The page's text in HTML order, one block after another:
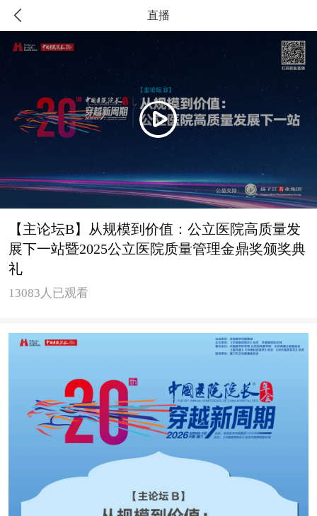
 直播

【主论坛B】从规模到价值：公立医院高质量发
展下一站暨2025公立医院质量管理金鼎奖颁奖典
礼
13083人已观看